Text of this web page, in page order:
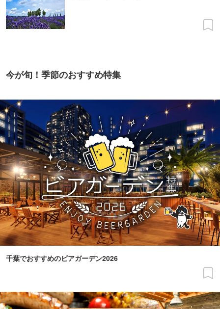
今が旬！季節のおすすめ特集
千葉でおすすめのビアガーデン2026